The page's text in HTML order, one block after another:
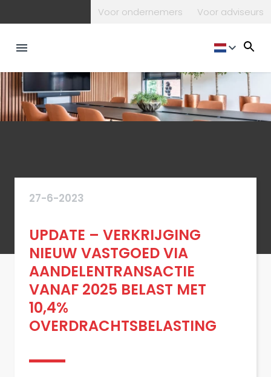
Voor ondernemers Voor adviseurs
27-6-2023
UPDATE – VERKRIJGING
NIEUW VASTGOED VIA
AANDELENTRANSACTIE
VANAF 2025 BELAST MET
10,4%
OVERDRACHTSBELASTING